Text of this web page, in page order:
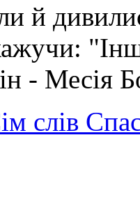
й
- Месія
слів